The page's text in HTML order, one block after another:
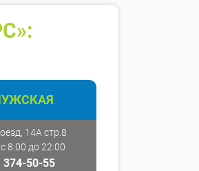
14А стр.8
8:00 до 22:00
374-50-55